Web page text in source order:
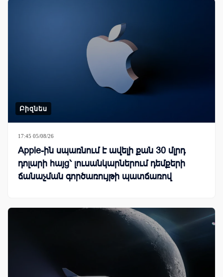
Բիզնես
17:45 05/08/26
Apple-ին սպառնում է ավելի քան 30 մլրդ
դոլարի հայց՝ լուսանկարներում դեմքերի
ճանաչման գործառույթի պատճառով